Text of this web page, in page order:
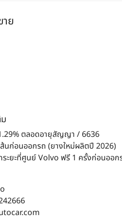
ย
ตลอดอายุสัญญา / 6636
นก่อนออกรถ (ยางใหม่ผลิตปี 2026)
ระยะที่ศูนย์ Volvo ฟรี 1 ครั้งก่อนออก